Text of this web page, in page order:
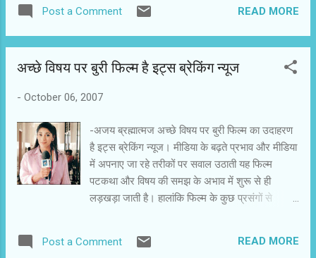
बढाता है।दुसरे सर्वेक्षण में पूछा गया था कि सांवरिया और ओम शांति ओम में से
आप पहले कौन सी फिल्म देखेंगे.तीसरा विकल्प था कोई नही.३०% ने कहा कि वे
है. बहरहाल सांवरिया और ओम शांति ओम दोनों को बराबर मत मिले.दोनों फिल्मों
सक्रिय रूप में देखना चाहता है।
Post a Comment READ MORE
अच्छे विषय पर बुरी फिल्म है इट्स ब्रेकिंग न्यूज
- October 06, 2007
-अजय ब्रह्मात्मज अच्छे विषय पर बुरी फिल्म का उदाहरण
है इट्स ब्रेकिंग न्यूज। मीडिया के बढ़ते प्रभाव और मीडिया
में अपनाए जा रहे तरीकों पर सवाल उठाती यह फिल्म
पटकथा और विषय की समझ के अभाव में शुरू से ही
लड़खड़ा जाती है। हालांकि फिल्म के कुछ प्रसंगों से
पर कितने झूठे और दिखावटी हो सकते हैं? मीडिया को
Post a Comment READ MORE